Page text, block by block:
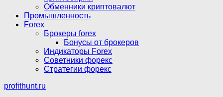
Обменники криптовалют
Промышленность
Forex
Брокеры forex
Бонусы от брокеров
Индикаторы Forex
Советники форекс
Стратегии форекс
profithunt.ru